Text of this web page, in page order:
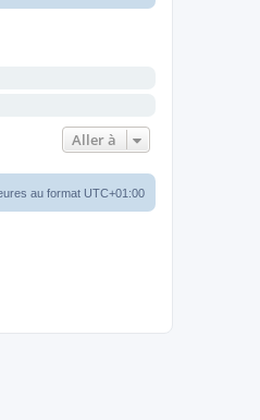
Aller à
au format UTC+01:00